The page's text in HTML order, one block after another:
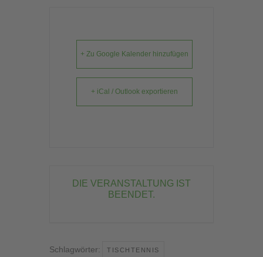
+ Zu Google Kalender hinzufügen
+ iCal / Outlook exportieren
DIE VERANSTALTUNG IST
BEENDET.
Schlagwörter: TISCHTENNIS